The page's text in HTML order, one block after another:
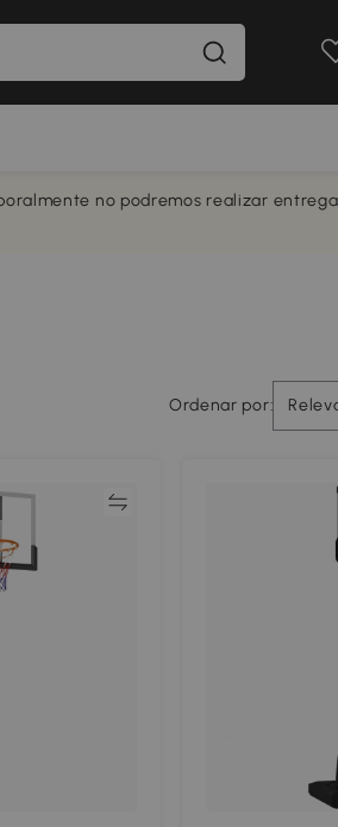
no podremos realizar
Ordenar por:
Comparar